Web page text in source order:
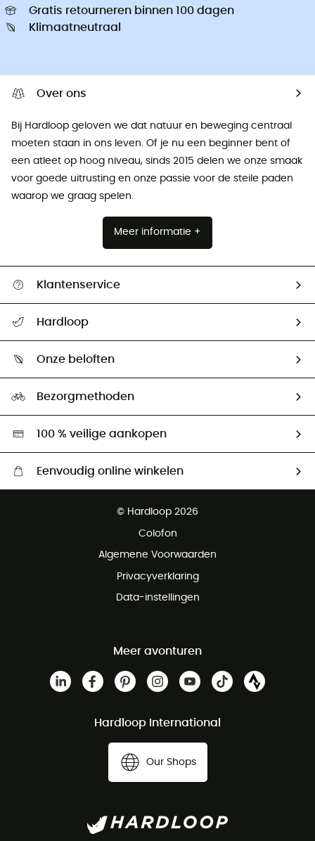
Gratis retourneren binnen 100 dagen
Klimaatneutraal
Over ons
Bij Hardloop geloven we dat natuur en beweging centraal
moeten staan ​​in ons leven. Of je nu een beginner bent of
een atleet op hoog niveau, sinds 2015 delen we onze smaak
voor goede uitrusting en onze passie voor de steile paden
waarop we graag spelen.
Meer informatie +
Klantenservice
Mijn zending volgen
Retourzendingen & Terugbetalingen
Hardloop
Ambassadeurs
Onze beloften
Hardgreen
Bezorgmethoden
100 % veilige aankopen
Eenvoudig online winkelen
Gratis retourneren binnen 100 dagen
© Hardloop 2026
Colofon
Algemene Voorwaarden
Privacyverklaring
Data-instellingen
Meer avonturen
Hardloop International
Our Shops